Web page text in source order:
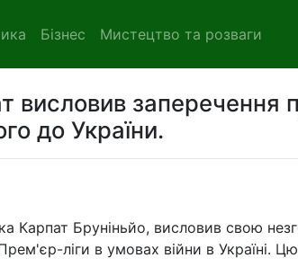
Бізнес Мистецтво та розваги
висловив заперечення
до України.
Карпат Бруніньйо, висловив свою
ліги в умовах війни в Україні.